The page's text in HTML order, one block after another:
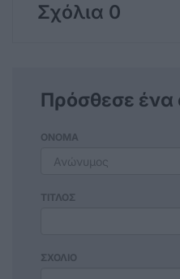
Σχόλια 0
Πρόσθεσε ένα
ΟΝΟΜΑ
ΤΙΤΛΟΣ
ΣΧΟΛΙΟ